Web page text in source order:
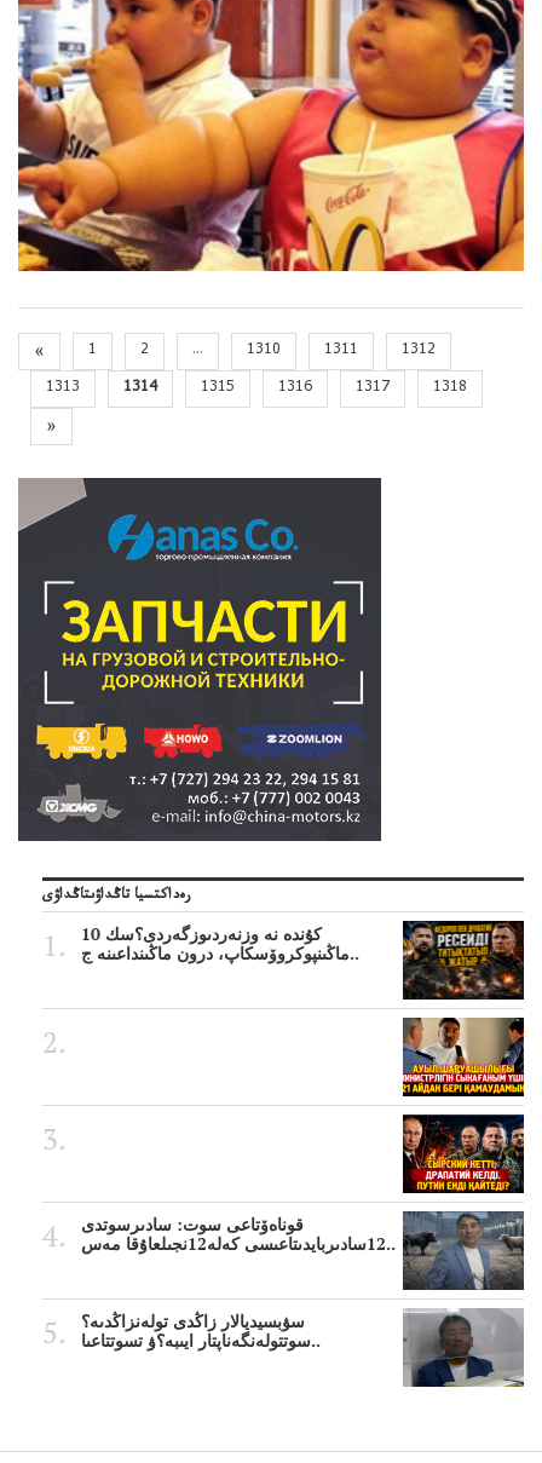
« 1 2 ... 1310 1311
1312
1313
1314 1315 1316 1317
1318
»
رەداكتسيا تاڭداۋىتاڭداۋى
10 كۇندە نە وزنەردىوزگەردى؟سك
ماڭىنپوكروۆسكاپ، درون ماڭىنداعىنە ج..
قوناەۆتاعى سوت: سادىرسوتدى
12سادىربايدىتاعىسى كەلە12نجىلعاۇقا مەس..
سۋبسيديالار زاڭدى تولەنزاڭدىە؟
سوتتولەنگەناپتار ايىبە؟ۋ تسوتتاعىا..